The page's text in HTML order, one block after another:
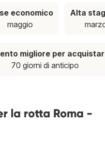
economico
maggio
Alta
migliore per
70 giorni di anticipo
la rotta Roma -